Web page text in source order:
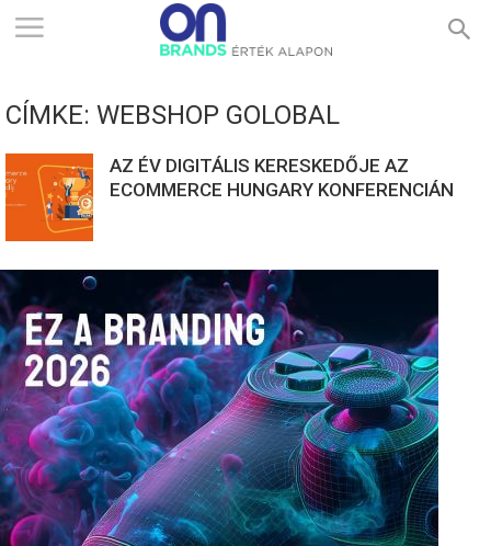
ONBRANDS
ÉRTÉK
ALAPON
CÍMKE: WEBSHOP GOLOBAL
AZ ÉV DIGITÁLIS KERESKEDŐJE AZ
ECOMMERCE HUNGARY KONFERENCIÁN